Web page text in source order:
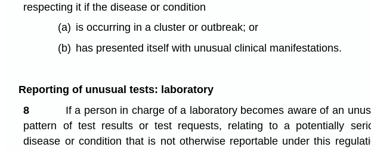
respecting it if the disease or condition
(a) is occurring in a cluster or outbreak; or
(b) has presented itself with unusual clinical manifestations.
Reporting of unusual tests: laboratory
8
If a person in charge of a laboratory becomes aware of an
pattern of test results or test requests, relating to a potentially
disease or condition that is not otherwise reportable under this